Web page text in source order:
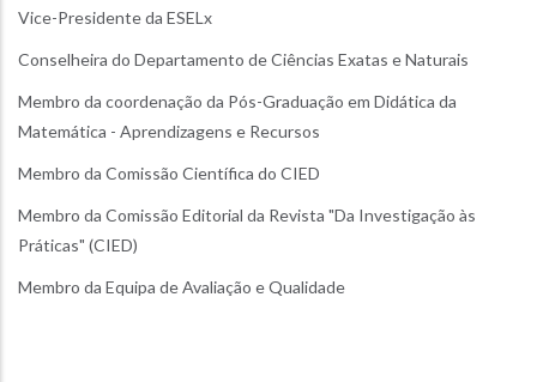
Vice-Presidente da ESELx
Conselheira do Departamento de Ciências Exatas e Naturais
Membro da coordenação da Pós-Graduação em Didática da
Matemática - Aprendizagens e Recursos
Membro da Comissão Científica do CIED
Membro da Comissão Editorial da Revista "Da Investigação às
Práticas" (CIED)
Membro da Equipa de Avaliação e Qualidade